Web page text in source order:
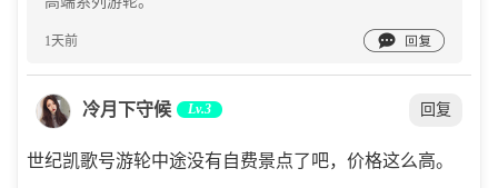
1天前 
冷月下守候 Lv.3 回复
世纪凯歌号游轮中途没有自费景点了吧，价格这么高。